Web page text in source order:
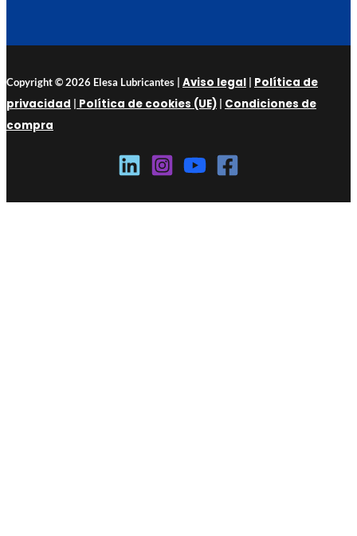
Copyright © 2026 Elesa Lubricantes | Aviso legal | Política de
privacidad | Política de cookies (UE) | Condiciones de
compra